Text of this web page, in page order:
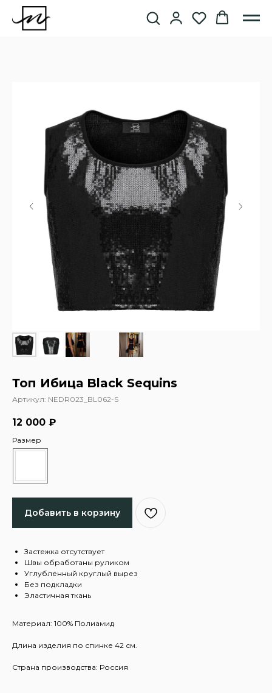
Топ Ибица Black Sequins
Артикул: NEDR023_BL062-S
12 000 ₽
Размер
Добавить в корзину
Застежка отсутствует
Швы обработаны руликом
Углубленный круглый вырез
Без подкладки
Эластичная ткань
Материал: 100% Полиамид
Длина изделия по спинке 42 см.
Страна производства: Россия